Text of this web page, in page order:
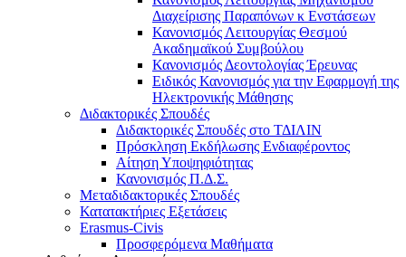
Διαχείρισης Παραπόνων κ Ενστάσεων
Κανονισμός Λειτουργίας Θεσμού
Ακαδημαϊκού Συμβούλου
Κανονισμός Δεοντολογίας Έρευνας
Ειδικός Κανονισμός για την Εφαρμογή της
Ηλεκτρονικής Μάθησης
Διδακτορικές Σπουδές
Διδακτορικές Σπουδές στο ΤΔΙΛΙΝ
Πρόσκληση Εκδήλωσης Ενδιαφέροντος
Αίτηση Υποψηφιότητας
Κανονισμός Π.Δ.Σ.
Μεταδιδακτορικές Σπουδές
Κατατακτήριες Εξετάσεις
Erasmus-Civis
Προσφερόμενα Μαθήματα